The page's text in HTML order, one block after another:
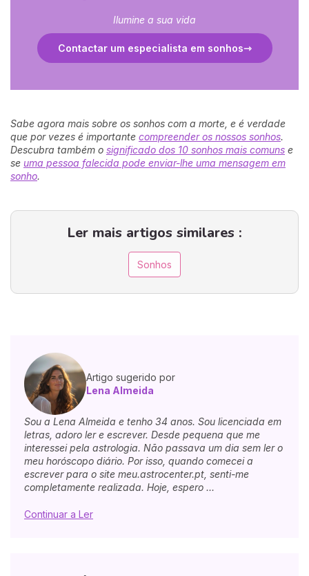
Ilumine a sua vida
Contactar um especialista em sonhos
Sabe agora mais sobre os sonhos com a morte, e é verdade
que por vezes é importante compreender os nossos sonhos.
Descubra também o significado dos 10 sonhos mais comuns e
se uma pessoa falecida pode enviar-lhe uma mensagem em
sonho.
Ler mais artigos similares :
Sonhos
Artigo sugerido por
Lena Almeida
Sou a Lena Almeida e tenho 34 anos. Sou licenciada em
letras, adoro ler e escrever. Desde pequena que me
interessei pela astrologia. Não passava um dia sem ler o
meu horóscopo diário. Por isso, quando comecei a
escrever para o site meu.astrocenter.pt, senti-me
completamente realizada. Hoje, espero ...
Continuar a Ler